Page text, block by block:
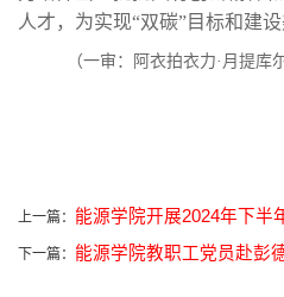
人才，为实现“双碳”目标和建
（一审： 阿衣拍衣力·月提库
上一篇： 能源学院开展2024年下半
下一篇： 能源学院教职工党员赴彭